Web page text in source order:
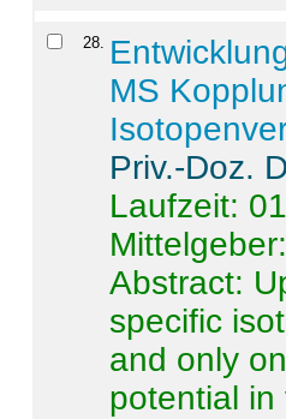
28.
MS
Priv.-Doz.
Laufzeit:
Abstract:
specific
and only
potential in